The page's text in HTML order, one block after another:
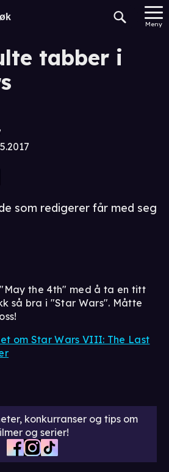
Meny
tabber i
som redigerer får med seg
the 4th" med å ta en titt
så bra i "Star Wars". Måtte
om Star Wars VIII: The Last
konkurranser og tips om
og serier!